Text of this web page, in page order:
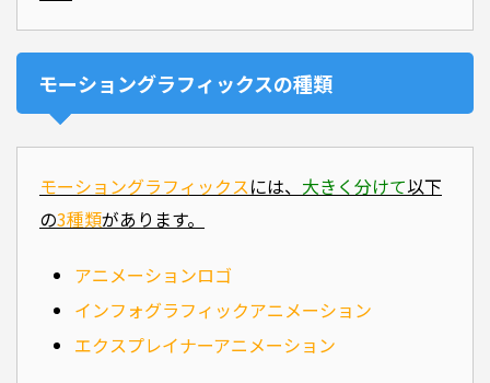
モーショングラフィックスの種類
モーショングラフィックスには、 大きく分けて以下
の3種類があります。
アニメーションロゴ
インフォグラフィックアニメーション
エクスプレイナーアニメーション